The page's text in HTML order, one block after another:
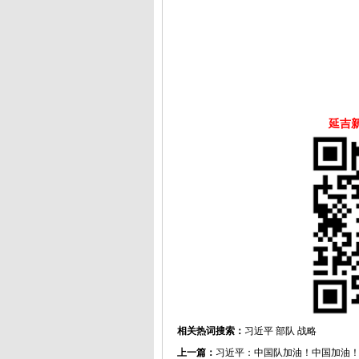
延吉
相关热词搜索： 习近平 部队 战略
上一篇： 习近平：中国队加油！中国加油！